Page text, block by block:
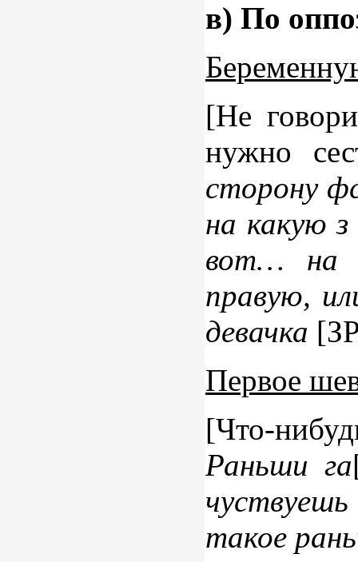
в) По
[Не
нужно
сторону
на какую
вот… на
правую,
девачка
Первое
[Что-
Раньши га
такое